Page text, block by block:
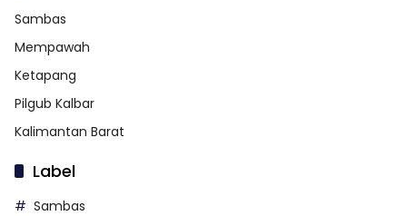
Sambas
Mempawah
Ketapang
Pilgub Kalbar
Kalimantan Barat
Label
Sambas